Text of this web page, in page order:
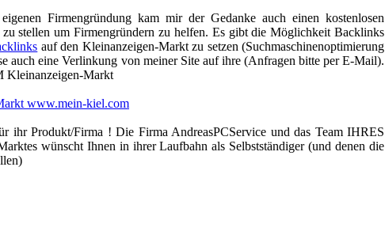
Firmengründung kam mir der Gedanke auch einen kostenlosen
stellen um Firmengründern zu helfen. Es gibt die Möglichkeit Backlinks
auf den Kleinanzeigen-Markt zu setzen (Suchmaschinenoptimierung
auch eine Verlinkung von meiner Site auf ihre (Anfragen bitte per E-Mail).
Kleinanzeigen-Markt
www.mein-kiel.com
ihr Produkt/Firma ! Die Firma AndreasPCService und das Team IHRES
wünscht Ihnen in ihrer Laufbahn als Selbstständiger (und denen die